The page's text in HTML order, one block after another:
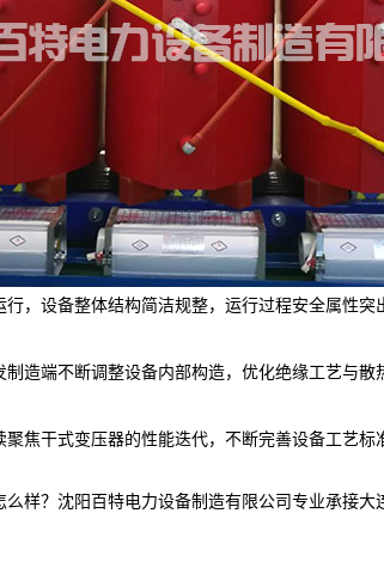
，设备整体结构简洁规整，运行过程安全属性
造端不断调整设备内部构造，优化绝缘工艺与
焦干式变压器的性能迭代，不断完善设备工艺
样？沈阳百特电力设备制造有限公司专业承接